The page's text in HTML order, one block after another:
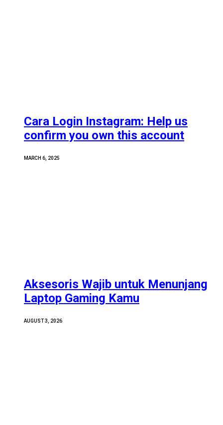
Cara Login Instagram: Help us
confirm you own this account
MARCH 6, 2025
Aksesoris Wajib untuk Menunjang
Laptop Gaming Kamu
AUGUST 3, 2026